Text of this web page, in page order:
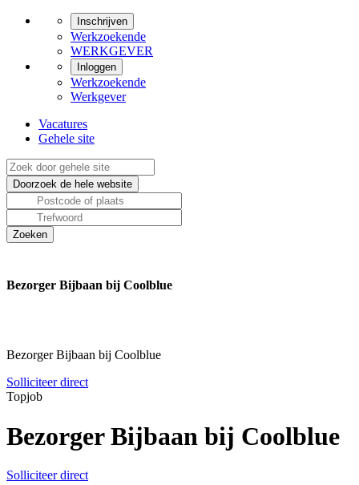
Inschrijven
Werkzoekende
WERKGEVER
Inloggen
Werkzoekende
Werkgever
Vacatures
Gehele site
Bezorger Bijbaan bij Coolblue
Bezorger Bijbaan bij Coolblue
Solliciteer direct
Topjob
Bezorger Bijbaan bij Coolblue
Solliciteer direct